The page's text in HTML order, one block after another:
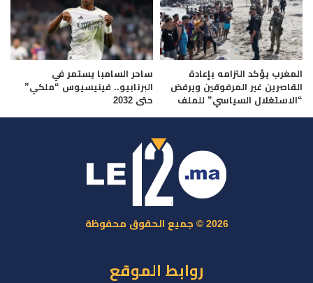
المغرب يؤكد التزامه بإعادة
القاصرين غير المرفوقين ويرفض
“الاستغلال السياسي” للملف
ساحر السامبا يستمر في
البرنابيو.. فينيسيوس “ملكي”
حتى 2032
2026 © جميع الحقوق محفوظة
روابط الموقع